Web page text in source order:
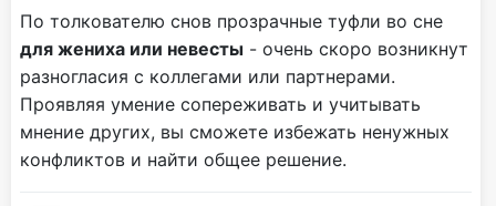
По толкователю снов прозрачные туфли во сне
для жениха или невесты - очень скоро возникнут
разногласия с коллегами или партнерами.
Проявляя умение сопереживать и учитывать
мнение других, вы сможете избежать ненужных
конфликтов и найти общее решение.